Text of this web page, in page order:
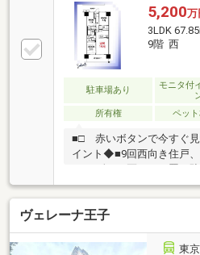
丁目」バス停まで徒歩2分
駅まで約9分、王子駅ま
歩15分でアクセスも可能●
207区画の平置き駐車場（
ハイルーフ車も駐車可能
頂けるゲストルーム、雨
ッズルーム、 読書や仕事
ィサロン等、大規模物件
5,200万
3LDK
9階 西
駐車場あり
モニタ付
所有権 ペッ
■□ 赤いボタンで今すぐ
イント◆■9回西向き住戸
らず、ハイルーフ者駐車
件ならではの充実した共
ズルーム・スタディサロン
歩1分、居住者様どうしの
です。■各居室のクローゼ
ヴェレーナ王子
東